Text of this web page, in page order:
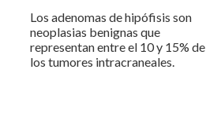
Los adenomas de hipófisis son
neoplasias benignas que
representan entre el 10 y 15% de
los tumores intracraneales.